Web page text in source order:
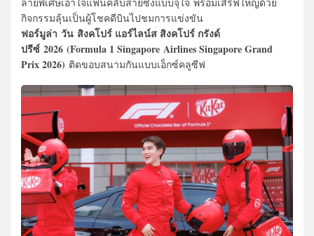
กิจกรรมลุ้นเป็นผู้โชคดีบินไปชมการแข่งขัน
ฟอร์มูล่า วัน สิงคโปร์ แอร์ไลน์ส สิงคโปร์ กรังด์
ปรีซ์ 2026 (Formula 1 Singapore Airlines Singapore Grand
Prix 2026) ติดขอบสนามกันแบบเอ็กซ์คลูซีฟ